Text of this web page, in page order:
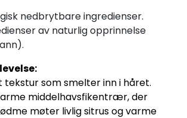
nedbrytbare ingredienser.
av naturlig opprinnelse
tekstur som smelter inn i håret.
middelhavsfikentrær, der
møter livlig sitrus og varme